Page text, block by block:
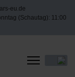
eu.de
(Schautag): 11:00
Select